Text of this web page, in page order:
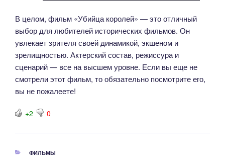
В целом, фильм «Убийца королей» — это отличный
выбор для любителей исторических фильмов. Он
увлекает зрителя своей динамикой, экшеном и
зрелищностью. Актерский состав, режиссура и
сценарий — все на высшем уровне. Если вы еще не
смотрели этот фильм, то обязательно посмотрите его,
вы не пожалеете!
+2 0
РУБРИКИ
ФИЛЬМЫ